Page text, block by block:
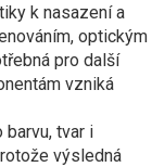
k nasazení a
, optickým
pro další
vzniká
tvar i
výsledná